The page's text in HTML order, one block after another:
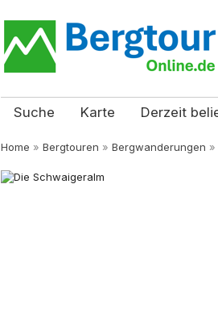
Suche Karte Derzeit
Home » Bergtouren » Bergwanderungen »